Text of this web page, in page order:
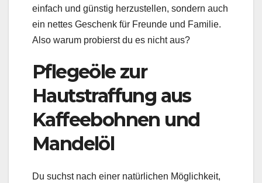
einfach und günstig herzustellen, sondern auch
ein nettes Geschenk für Freunde und Familie.
Also warum probierst du es nicht aus?
Pflegeöle zur
Hautstraffung aus
Kaffeebohnen und
Mandelöl
Du suchst nach einer natürlichen Möglichkeit,